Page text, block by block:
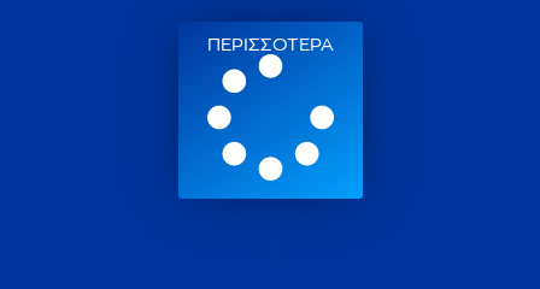
ΠΕΡΙΣΣΟΤΕΡΑ